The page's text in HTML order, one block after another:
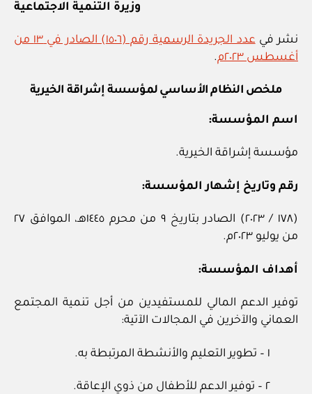
وزيرة التنمية الاجتماعية
نشر في
عدد الجريدة الرسمية رقم (١٥٠٦) الصادر في ١٣ من
أغسطس ٢٠٢٣م
.
ملخص النظام الأساسي لمؤسسة إشراقة الخيرية
اسم المؤسسة:
مؤسسة إشراقة الخيرية.
رقم وتاريخ إشهار المؤسسة:
(١٧٨ / ٢٠٢٣) الصادر بتاريخ ٩ من محرم ١٤٤٥هـ، الموافق ٢٧
من يوليو ٢٠٢٣م.
أهداف المؤسسة:
توفير الدعم المالي للمستفيدين من أجل تنمية المجتمع
العماني والآخرين في المجالات الآتية:
١ – تطوير التعليم والأنشطة المرتبطة به.
٢ – توفير الدعم للأطفال من ذوي الإعاقة.